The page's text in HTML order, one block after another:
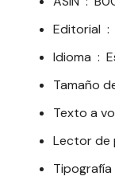
Idioma ‏ : ‎